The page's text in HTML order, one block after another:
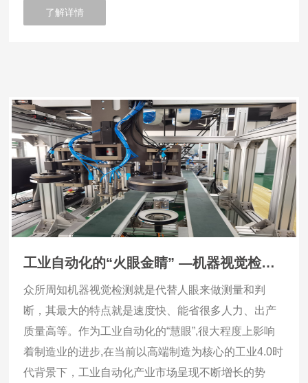
了解详情
工业自动化的“火眼金睛” —机器视觉检测助力制造业发展
众所周知机器视觉检测就是代替人眼来做测量和判
断，其最大的特点就是速度快、能省很多人力、出产
质量高等。作为工业自动化的“慧眼”,很大程度上影响
着制造业的进步,在当前以高端制造为核心的工业4.0时
代背景下，工业自动化产业市场呈现不断增长的势